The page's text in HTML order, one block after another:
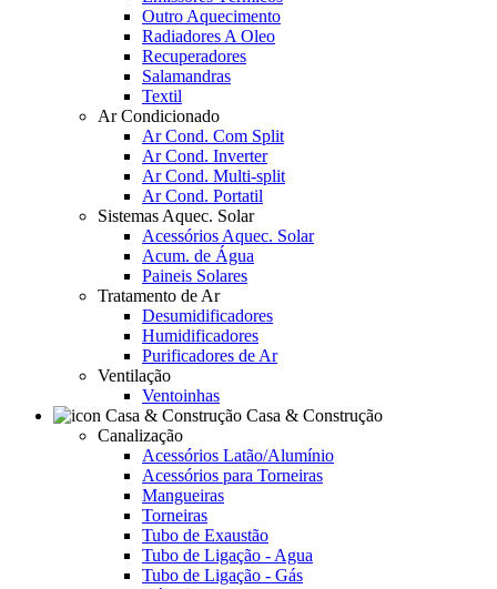
Outro Aquecimento
Radiadores A Oleo
Recuperadores
Salamandras
Textil
Ar Condicionado
Ar Cond. Com Split
Ar Cond. Inverter
Ar Cond. Multi-split
Ar Cond. Portatil
Sistemas Aquec. Solar
Acessórios Aquec. Solar
Acum. de Água
Paineis Solares
Tratamento de Ar
Desumidificadores
Humidificadores
Purificadores de Ar
Ventilação
Ventoinhas
Casa & Construção
Canalização
Acessórios Latão/Alumínio
Acessórios para Torneiras
Mangueiras
Torneiras
Tubo de Exaustão
Tubo de Ligação - Agua
Tubo de Ligação - Gás